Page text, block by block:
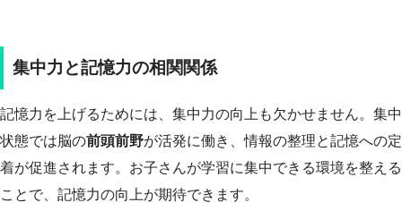
集中力と記憶力の相関関係
記憶力を上げるためには、集中力の向上も欠かせません。集中
状態では脳の前頭前野が活発に働き、情報の整理と記憶への定
着が促進されます。お子さんが学習に集中できる環境を整える
ことで、記憶力の向上が期待できます。